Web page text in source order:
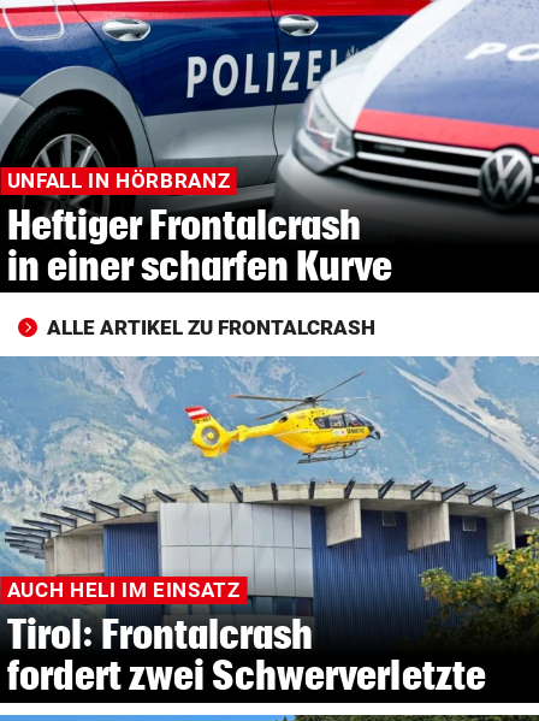
© Krone Multimedia GmbH & Co KG 2026
Muthgasse 2, 1190 Wien
UNFALL IN HÖRBRANZ
Heftiger Frontalcrash
in einer scharfen Kurve
ALLE ARTIKEL ZU FRONTALCRASH
AUCH HELI IM EINSATZ
Tirol: Frontalcrash
fordert zwei Schwerverletzte